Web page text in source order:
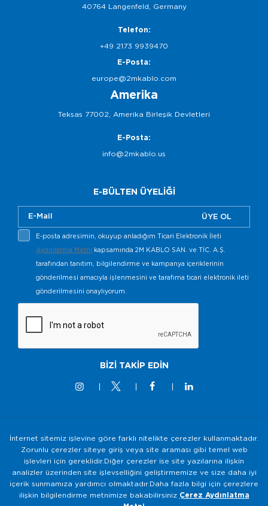
40764 Langenfeld, Germany
Telefon:
+49 2173 9939470
E-Posta:
europe@2mkablo.com
Amerika
Teksas 77002, Amerika Birleşik Devletleri
E-Posta:
info@2mkablo.us
E-BÜLTEN ÜYELİĞİ
ÜYE OL
E-posta adresimin, okuyup anladığım Ticari Elektronik İleti
Aydınlatma Metni kapsamında 2M KABLO SAN. ve TİC. A.Ş.
tarafından tanıtım, bilgilendirme ve kampanya içeriklerinin
gönderilmesi amacıyla işlenmesini ve tarafıma ticari elektronik ileti
gönderilmesini onaylıyorum.
BİZİ TAKİP EDİN
© 2M KABLO 2025 - Tüm Hakkı Saklıdır
Bilgi Toplumu Hizmetleri
Gizlilik ve Güvenlik Politikası
KVKK Aydınlatma Metni
İnternet sitemiz işlevine göre farklı nitelikte çerezler kullanmaktadır.
Zorunlu çerezler siteye giriş veya site araması gibi temel web
işlevleri için gereklidir.Diğer çerezler ise site yazılarına ilişkin
analizler üzerinden site işlevselliğini geliştirmemize ve size daha iyi
içerik sunmamıza yardımcı olmaktadır.Daha fazla bilgi için çerezlere
ilişkin bilgilendirme metnimize bakabilirsiniz Çerez Aydınlatma